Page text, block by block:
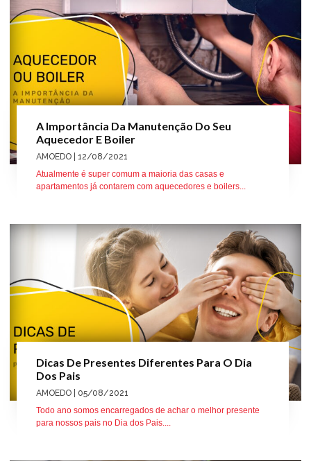
A Importância Da Manutenção Do Seu
Aquecedor E Boiler
AMOEDO | 12/08/2021
Atualmente é super comum a maioria das casas e
apartamentos já contarem com aquecedores e boilers...
Dicas De Presentes Diferentes Para O Dia
Dos Pais
AMOEDO | 05/08/2021
Todo ano somos encarregados de achar o melhor presente
para nossos pais no Dia dos Pais....